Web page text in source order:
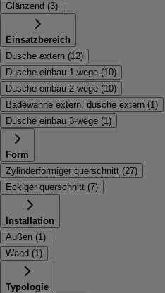
Glänzend (3)
Einsatzbereich
Dusche extern (12)
Dusche einbau 1-wege (10)
Dusche einbau 2-wege (10)
Badewanne extern, dusche extern (1)
Dusche einbau 3-wege (1)
Form
Zylinderförmiger querschnitt (27)
Eckiger querschnitt (7)
Installation
Außen (1)
Wand (1)
Typologie